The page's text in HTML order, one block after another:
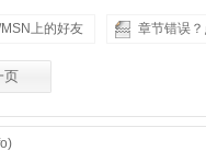
上的好友 章节错误
页